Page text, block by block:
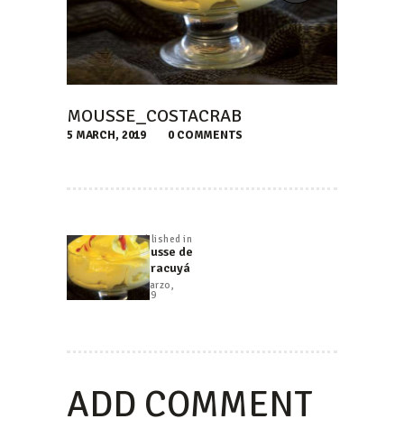
MOUSSE_COSTACRAB
5 MARCH, 2019 0 COMMENTS
DE
ENTRADAS
Published in
Mousse de
Maracuyá
5 marzo,
2019
ADD COMMENT